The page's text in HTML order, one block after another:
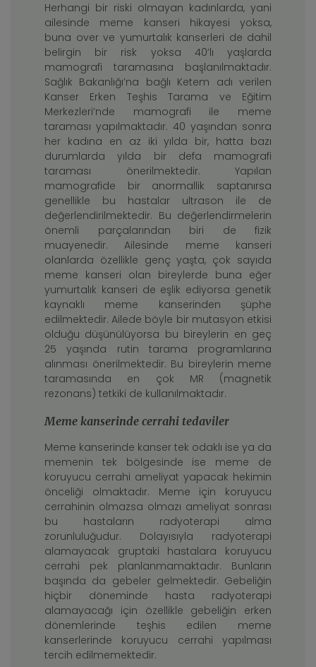
Herhangi bir riski olmayan kadınlarda, yani
ailesinde meme kanseri hikayesi yoksa,
buna over ve yumurtalık kanserleri de dahil
belirgin bir risk yoksa 40’lı yaşlarda
mamografi taramasına başlanılmaktadır.
Sağlık Bakanlığı’na bağlı Ketem adı verilen
Kanser Erken Teşhis Tarama ve Eğitim
Merkezleri’nde mamografi ile meme
taraması yapılmaktadır. 40 yaşından sonra
her kadına en az iki yılda bir, hatta bazı
durumlarda yılda bir defa mamografi
taraması önerilmektedir. Yapılan
mamografide bir anormallik saptanırsa
genellikle bu hastalar ultrason ile de
değerlendirilmektedir. Bu değerlendirmelerin
önemli parçalarından biri de fizik
muayenedir. Ailesinde meme kanseri
olanlarda özellikle genç yaşta, çok sayıda
meme kanseri olan bireylerde buna eğer
yumurtalık kanseri de eşlik ediyorsa genetik
kaynaklı meme kanserinden şüphe
edilmektedir. Ailede böyle bir mutasyon etkisi
olduğu düşünülüyorsa bu bireylerin en geç
25 yaşında rutin tarama programlarına
alınması önerilmektedir. Bu bireylerin meme
taramasında en çok MR (magnetik
rezonans) tetkiki de kullanılmaktadır.
Meme kanserinde cerrahi tedaviler
Meme kanserinde kanser tek odaklı ise ya da
memenin tek bölgesinde ise meme de
koruyucu cerrahi ameliyat yapacak hekimin
önceliği olmaktadır. Meme için koruyucu
cerrahinin olmazsa olmazı ameliyat sonrası
bu hastaların radyoterapi alma
zorunluluğudur. Dolayısıyla radyoterapi
alamayacak gruptaki hastalara koruyucu
cerrahi pek planlanmamaktadır. Bunların
başında da gebeler gelmektedir. Gebeliğin
hiçbir döneminde hasta radyoterapi
alamayacağı için özellikle gebeliğin erken
dönemlerinde teşhis edilen meme
kanserlerinde koruyucu cerrahi yapılması
tercih edilmemektedir.